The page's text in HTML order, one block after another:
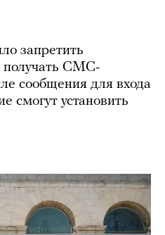
запретить
получать СМС-
сообщения для входа
смогут установить